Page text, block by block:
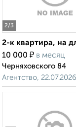
2/3
2-к квартира, на
10 000 ₽ в месяц
Черняховского 84
Агентство, 22.07.2026